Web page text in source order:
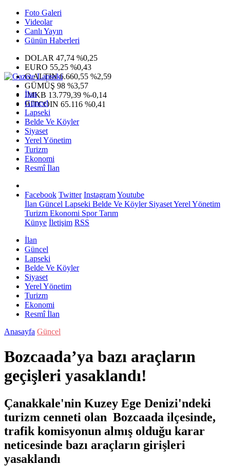
Foto Galeri
Videolar
Canlı Yayın
Günün Haberleri
DOLAR 47,74 %0,25
EURO 55,25 %0,43
G.ALTIN6.660,55 %2,59
GÜMÜŞ 98 %3,57
IMKB 13.779,39 %-0,14
BITCOIN 65.116 %0,41
İlan
Güncel
Lapseki
Belde Ve Köyler
Siyaset
Yerel Yönetim
Turizm
Ekonomi
Resmî İlan
Facebook Twitter InstagramYoutube
İlan Güncel Lapseki Belde Ve KöylerSiyasetYerel Yönetim
Turizm Ekonomi SporTarım
Künye İletişim RSS
İlan
Güncel
Lapseki
Belde Ve Köyler
Siyaset
Yerel Yönetim
Turizm
Ekonomi
Resmî İlan
Anasayfa Güncel
Bozcaada’ya bazı araçların
geçişleri yasaklandı!
Çanakkale'nin Kuzey Ege Denizi'ndeki
turizm cenneti olan Bozcaada ilçesinde,
trafik komisyonun almış olduğu karar
neticesinde bazı araçların girişleri
yasaklandı